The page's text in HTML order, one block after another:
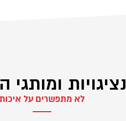
נציגויות
לא מתפשרים על איכות